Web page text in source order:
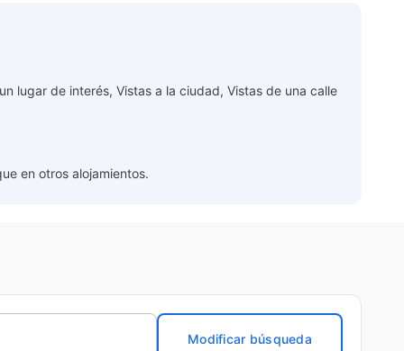
lugar de interés, Vistas a la ciudad, Vistas de una calle
en otros alojamientos.
Modificar búsqueda